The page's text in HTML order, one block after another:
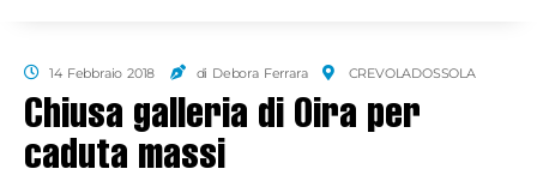
14 Febbraio 2018 di Debora Ferrara CREVOLADOSSOLA
Chiusa galleria di Oira per
caduta massi